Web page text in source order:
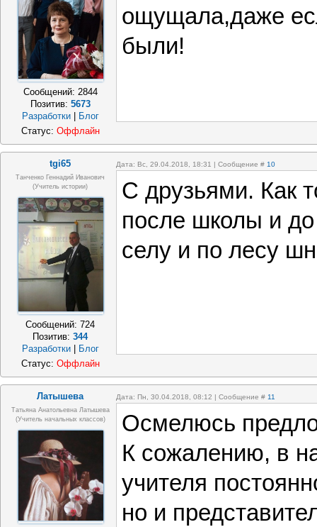
Сообщений: 2844
Позитив: 5673
Разработки
Блог
ощущала,даже
были!
Статус: Оффлайн
tgi65 Дата: Вс, 29.04.2018, 18:31 | Сообщение # 10
Танченко Геннадий Иванович
(учитель истории)
Сообщений:724
Позитив:344
Разработки
Блог
С друзьями. Как
после школы и
селу и по лесу
Статус: Оффлайн
Латышева Дата: Пн, 30.04.2018, 08:12 | Сообщение # 11
Татьяна Анатольевна Латышева
(учитель начальных классов)
Осмелюсь
К сожалению, в
учителя
но и